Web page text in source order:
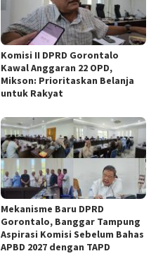
Komisi II DPRD Gorontalo
Kawal Anggaran 22 OPD,
Mikson: Prioritaskan Belanja
untuk Rakyat
Mekanisme Baru DPRD
Gorontalo, Banggar Tampung
Aspirasi Komisi Sebelum Bahas
APBD 2027 dengan TAPD